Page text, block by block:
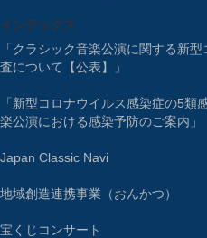
インデックス
「クラシック音楽公演に関する新
査について【公表】」
「新型コロナウイルス感染症の5
楽公演における感染予防のご案内」
Japan Classic Navi
地域創造連携事業（おんかつ）
宝くじコンサート